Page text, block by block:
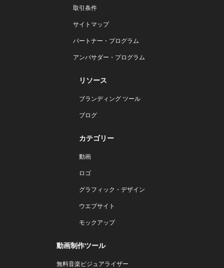
取引条件
サイトマップ
パートナー・プログラム
アンバサダー・プログラム
リソース
ブランディング ツール
ブログ
カテゴリー
動画
ロゴ
グラフィック・デザイン
ウエブサイト
モックアップ
動画制作ツール
無料音楽ビジュアライザー